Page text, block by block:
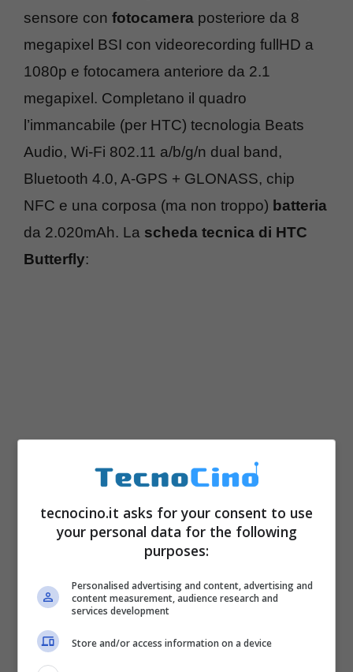
sensore con fotocamera posteriore da 8
megapixel BSI con videorecording fullHD a
1080p e fotocamera anteriore da 2.1
megapixel. Completano il quadro
l’immancabile (per HTC) tecnologia Beats
Audio, Wi-Fi 802.11 a/b/g/n dual band,
Bluetooth 4.0, A-GPS + GLONASS, chip
NFC e una corposa (ma non troppo) batteria
da 2.020mAh. La scheda tecnica di HTC
Butterfly:
Sistema operativo Android 4.1 Jelly
Bean con interfaccia Sense
S4 Pro APQ8064 SoC da 1.5GHz
Schermo touchscreen capacitivo
tecnocino.it asks for your consent to use
your personal data for the following
purposes:
Personalised advertising and content, advertising and
content measurement, audience research and
services development
Store and/or access information on a device